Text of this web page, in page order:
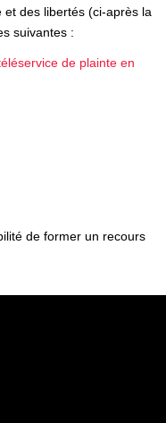
des libertés (ci-après la
suivantes :
de plainte en
de former un recours